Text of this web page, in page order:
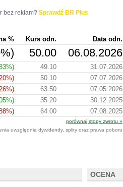
bez reklam? Sprawdź BR Plus
% Kurs odn.
Data odn.
50.00 06.08.2026
49.10
31.07.2026
50.10
07.07.2026
63.50
07.05.2026
35.20
30.12.2025
64.00 07.08.2025
porównaj stopy zwrotu »
uwzględnia dywidendy, splity oraz prawa poboru
OCENA